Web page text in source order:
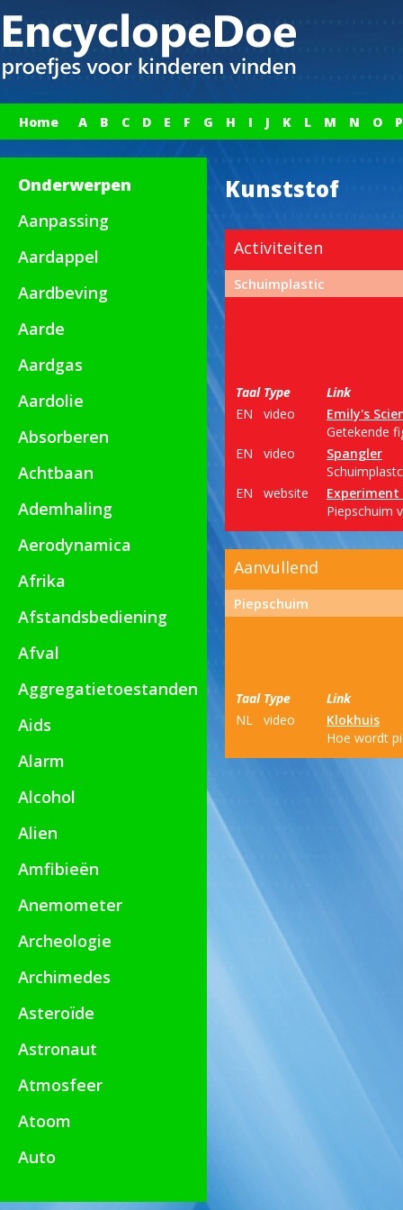
Home A B C D E F G H I J K L M N O P
Onderwerpen
Aanpassing
Aardappel
Aardbeving
Aarde
Aardgas
Aardolie
Absorberen
Achtbaan
Ademhaling
Aerodynamica
Afrika
Afstandsbediening
Afval
Aggregatietoestanden
Aids
Alarm
Alcohol
Alien
Amfibieën
Anemometer
Archeologie
Archimedes
Asteroïde
Astronaut
Atmosfeer
Atoom
Auto
Kunststof
Activiteiten
Schuimplastic
Taal Type
Link
EN
video
Emily's
Getekende
EN
video
Spangler
EN
website
Experiment
Piepschuim
Aanvullend
Piepschuim
Taal Type
Link
NL
video
Klokhuis
Hoe wordt